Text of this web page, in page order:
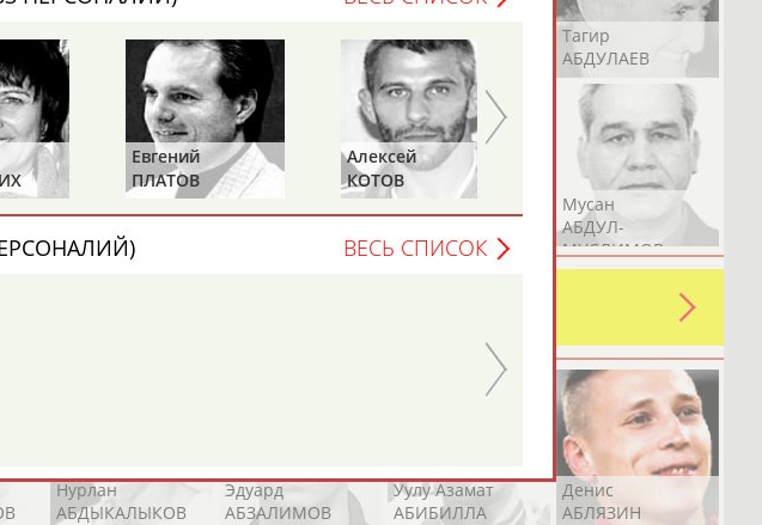
Андрей
АБДУВАЛИЕВ
Герман
АБДУЛАЕВ
Рамазан
АБДУЛАЕВ
Тагир
АБДУЛАЕВ
Назир
Аслан
Мусан
АБДУЛ-
МУСЛИМОВ
или исправить какую-либо ошибку в уже
главных патриотов своей страны!
Нурлан
АБДЫКАЛЫКОВ
Эдуард
АБЗАЛИМОВ
Уулу Азамат
АБИБИЛЛА
Денис
АБЛЯЗИН
Алексей
КОТОВ
Сергей
КОЧЕТКОВ
Алексей
АКАТЬЕВ
ВЕСЬ СПИСОК
Александр
Геннадий